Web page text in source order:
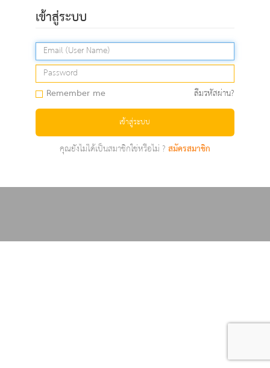
เข้าสู่ระบบ
Remember me ลืมรหัสผ่าน?
เข้าสู่ระบบ
คุณยังไม่ได้เป็นสมาชิกใช่หรือไม่ ?สมัครสมาชิก